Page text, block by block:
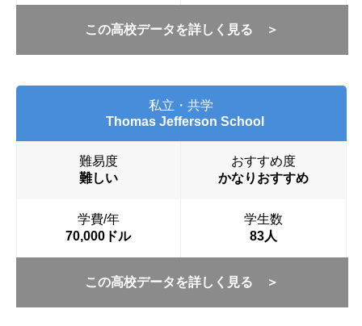
この高校データを詳しく見る ＞
私立・共学
Thomas Jefferson School
難易度
難しい
おすすめ度
かなりおすすめ
学費/年
70,000ドル
学生数
83人
この高校データを詳しく見る ＞